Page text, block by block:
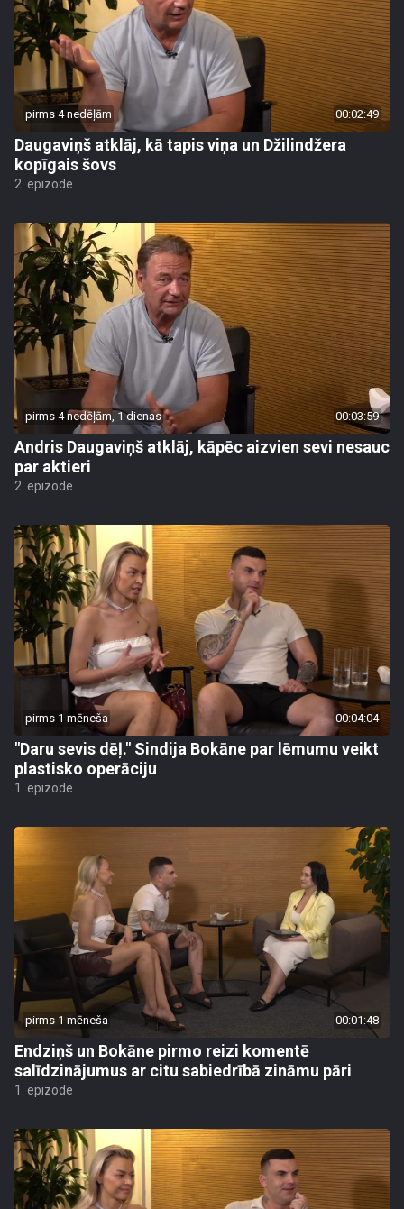
pirms 4 nedēļām 00:02:49
Daugaviņš atklāj, kā tapis viņa un Džilindžera
kopīgais šovs
2. epizode
pirms 4 nedēļām, 1 dienas 00:03:59
Andris Daugaviņš atklāj, kāpēc aizvien sevi nesauc
par aktieri
2. epizode
pirms 1 mēneša 00:04:04
"Daru sevis dēļ." Sindija Bokāne par lēmumu veikt
plastisko operāciju
1. epizode
pirms 1 mēneša 00:01:48
Endziņš un Bokāne pirmo reizi komentē
salīdzinājumus ar citu sabiedrībā zināmu pāri
1. epizode